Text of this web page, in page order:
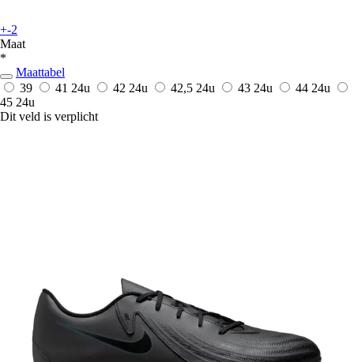
+-2
Maat
*
Maattabel
39
41 24u 42 24u 42,5 24u 43 24u 44 24u
45 24u
Dit veld is verplicht